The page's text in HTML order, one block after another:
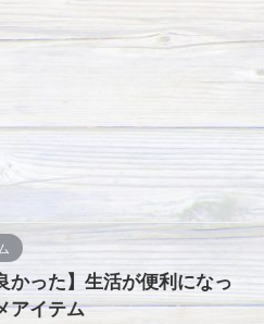
かった】生活が便利になっ
アイテム